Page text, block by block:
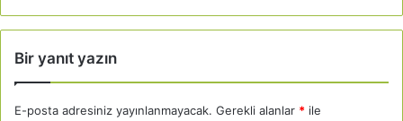
Bir yanıt yazın
E-posta adresiniz yayınlanmayacak. Gerekli alanlar * ile